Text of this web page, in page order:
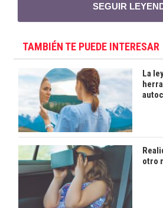
SEGUIR
TAMBIÉN TE PUEDE INTERESAR
La
otro